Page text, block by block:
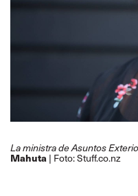
La ministra de Asuntos
Mahuta | Foto: Stuff.co.nz